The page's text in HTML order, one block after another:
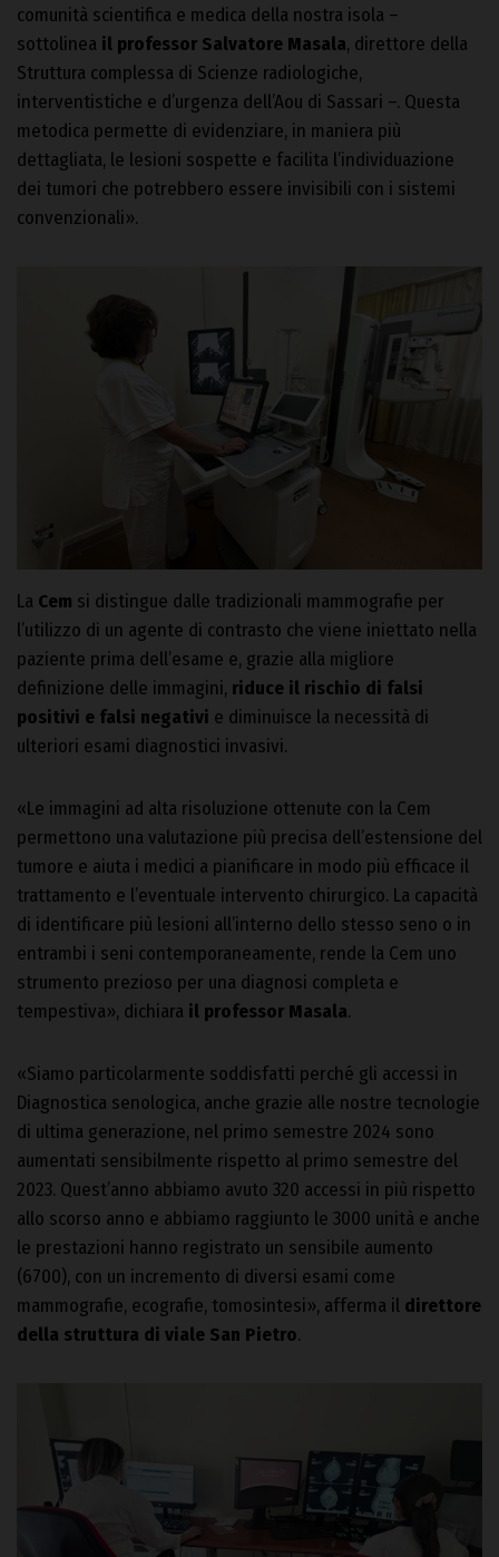
comunità scientifica e medica della nostra isola –
sottolinea il professor Salvatore Masala, direttore della
Struttura complessa di Scienze radiologiche,
interventistiche e d’urgenza dell’Aou di Sassari –. Questa
metodica permette di evidenziare, in maniera più
dettagliata, le lesioni sospette e facilita l’individuazione
dei tumori che potrebbero essere invisibili con i sistemi
convenzionali».
La Cem si distingue dalle tradizionali mammografie per
l’utilizzo di un agente di contrasto che viene iniettato nella
paziente prima dell’esame e, grazie alla migliore
definizione delle immagini, riduce il rischio di falsi
positivi e falsi negativi e diminuisce la necessità di
ulteriori esami diagnostici invasivi.
«Le immagini ad alta risoluzione ottenute con la Cem
permettono una valutazione più precisa dell’estensione del
tumore e aiuta i medici a pianificare in modo più efficace il
trattamento e l’eventuale intervento chirurgico. La capacità
di identificare più lesioni all’interno dello stesso seno o in
entrambi i seni contemporaneamente, rende la Cem uno
strumento prezioso per una diagnosi completa e
tempestiva», dichiara il professor Masala.
«Siamo particolarmente soddisfatti perché gli accessi in
Diagnostica senologica, anche grazie alle nostre tecnologie
di ultima generazione, nel primo semestre 2024 sono
aumentati sensibilmente rispetto al primo semestre del
2023. Quest’anno abbiamo avuto 320 accessi in più rispetto
allo scorso anno e abbiamo raggiunto le 3000 unità e anche
le prestazioni hanno registrato un sensibile aumento
(6700), con un incremento di diversi esami come
mammografie, ecografie, tomosintesi», afferma il direttore
della struttura di viale San Pietro.